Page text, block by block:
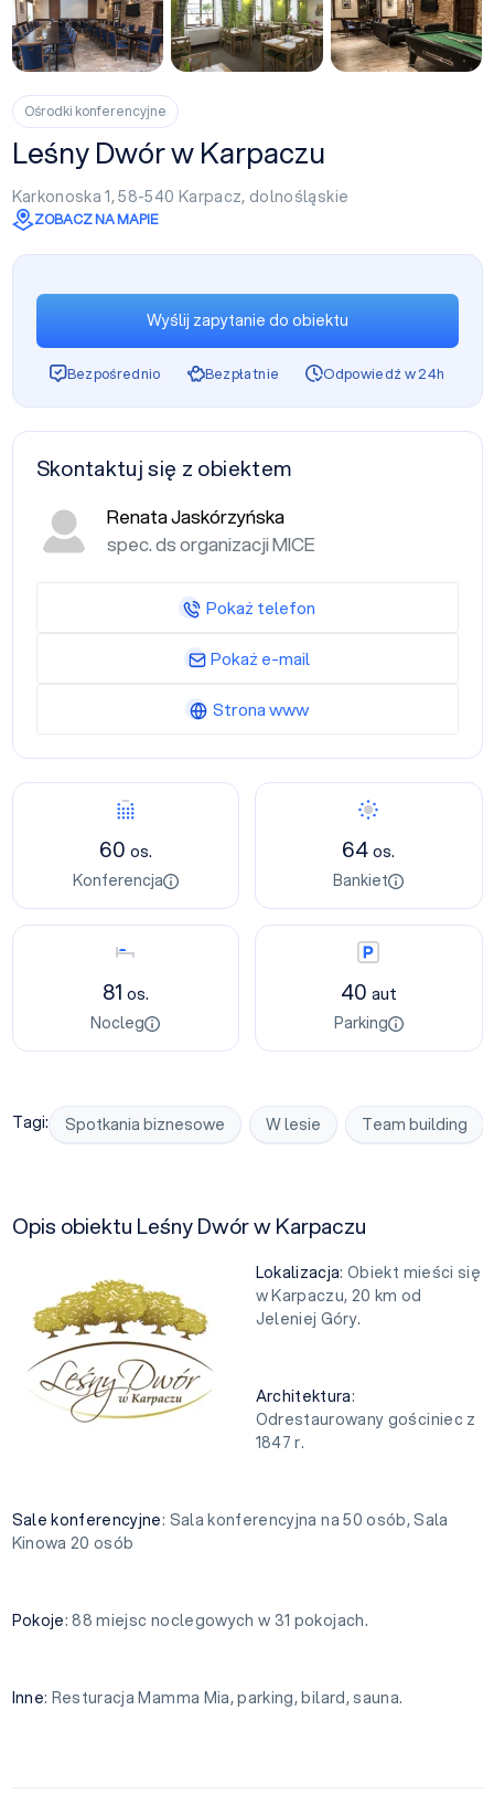
Ośrodki konferencyjne
Leśny Dwór w Karpaczu
Karkonoska 1, 58-540 Karpacz, dolnośląskie
ZOBACZ NA MAPIE
Konferencja
60 os.
Konferencja
Bankiet
64os.
Bankiet
Nocleg
81 os.
Nocleg
Parking
40 aut
Parking
Tagi: Spotkania biznesowe W lesie Team building
Opis obiektu Leśny Dwór w Karpaczu
Lokalizacja: Obiekt mieści się
w Karpaczu, 20 km od
Jeleniej Góry.
Architektura:
Odrestaurowany gościniec z
1847 r.
Sale konferencyjne: Sala konferencyjna na 50 osób, Sala
Kinowa 20 osób
Pokoje: 88 miejsc noclegowych w 31 pokojach.
Inne: Resturacja Mamma Mia, parking, bilard, sauna.
Wyślij zapytanie do obiektu
Bezpośrednio Bezpłatnie Odpowiedź w 24h
Skontaktuj się z obiektem
Renata Jaskórzyńska
spec. ds organizacji MICE
Pokaż telefon
Pokaż e-mail
Strona www